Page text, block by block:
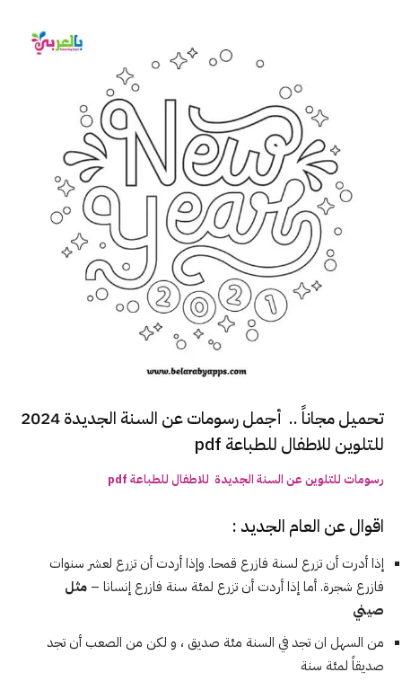
تحميل مجاناً .. أجمل رسومات عن السنة الجديدة 2024
للتلوين للاطفال للطباعة pdf
رسومات للتلوين عن السنة الجديدة للاطفال للطباعة pdf
اقوال عن العام الجديد :
إذا أدرت أن تزرع لسنة فازرع قمحا. وإذا أردت أن تزرع لعشر سنوات
فازرع شجرة. أما إذا أردت أن تزرع لمئة سنة فازرع إنسانا – مثل
صيني
من السهل ان تجد في السنة مئة صديق ، و لكن من الصعب أن تجد
صديقاً لمئة سنة